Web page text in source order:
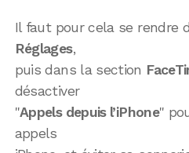
Il faut pour cela se rendre
Réglages,
puis dans la section
désactiver
"Appels depuis l’iPhone"
appels